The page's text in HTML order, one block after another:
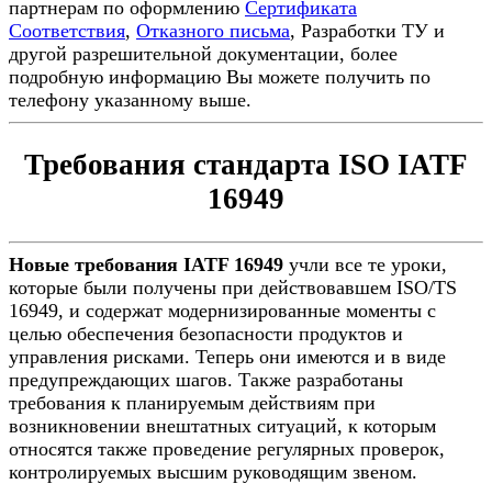
партнерам по оформлению Сертификата
Соответствия, Отказного письма, Разработки ТУ и
другой разрешительной документации, более
подробную информацию Вы можете получить по
телефону указанному выше.
Требования стандарта ISO IATF
16949
Новые требования IATF 16949 учли все те уроки,
которые были получены при действовавшем ISO/TS
16949, и содержат модернизированные моменты с
целью обеспечения безопасности продуктов и
управления рисками. Теперь они имеются и в виде
предупреждающих шагов. Также разработаны
требования к планируемым действиям при
возникновении внештатных ситуаций, к которым
относятся также проведение регулярных проверок,
контролируемых высшим руководящим звеном.